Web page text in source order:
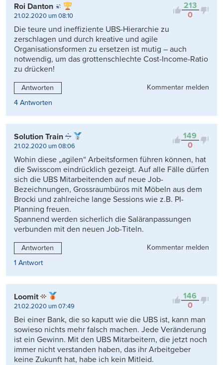
213
0
Roi Danton
21.02.2020 um 08:10
Die teure und ineffiziente UBS-Hierarchie zu
zerschlagen und durch kreative und agile
Organisationsformen zu ersetzen ist mutig – auch
notwendig, um das grottenschlechte Cost-Income-Ratio
zu drücken!
Antworten
Kommentar melden
4 Antworten
149
0
Solution Train
21.02.2020 um 08:06
Wohin diese „agilen“ Arbeitsformen führen können, hat
die Swisscom eindrücklich gezeigt. Auf alle Fälle dürfen
sich die UBS Mitarbeitenden auf neue Job-
Bezeichnungen, Grossraumbüros mit Möbeln aus dem
Brocki und zahlreiche lange Sessions wie z.B. PI-
Planning freuen.
Spannend werden sicherlich die Saläranpassungen
verbunden mit den neuen Job-Titeln.
Antworten
Kommentar melden
1 Antwort
146
0
Loomit
21.02.2020 um 07:49
Bei einer Bank, die so kaputt wie die UBS ist, kann man
sowieso nichts mehr falsch machen. Jede Veränderung
ist ein Gewinn. Mit den UBS Mitarbeitern, die jetzt noch
immer nicht verstanden haben, das ihr Arbeitgeber
keine Zukunft hat, habe ich kein Mitleid.